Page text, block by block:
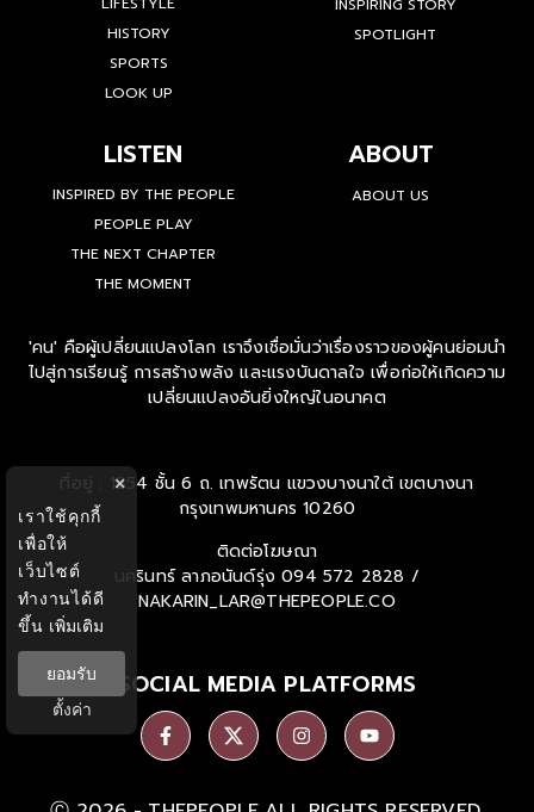
HISTORY
SPORTS
LOOK UP
INSPIRING STORY
SPOTLIGHT
LISTEN
INSPIRED BY THE PEOPLE
PEOPLE PLAY
THE NEXT CHAPTER
THE MOMENT
ABOUT
ABOUT US
'คน' คือผู้เปลี่ยนแปลงโลก เราจึงเชื่อมั่นว่าเรื่องราวของผู้คนย่อมนำ
ไปสู่การเรียนรู้ การสร้างพลัง และแรงบันดาลใจ เพื่อก่อให้เกิดความ
เปลี่ยนแปลงอันยิ่งใหญ่ในอนาคต
ที่อยู่ : 1854 ชั้น 6 ถ. เทพรัตน แขวงบางนาใต้ เขตบางนา
กรุงเทพมหานคร 10260
ติดต่อโฆษณา
นครินทร์ ลาภอนันด์รุ่ง 094 572 2828 /
NAKARIN_LAR@THEPEOPLE.CO
SOCIAL MEDIA PLATFORMS
×
เราใช้คุกกี้
เพื่อให้
เว็บไซต์
ทำงานได้ดี
ขึ้น เพิ่มเติม
ยอมรับ
ตั้งค่า